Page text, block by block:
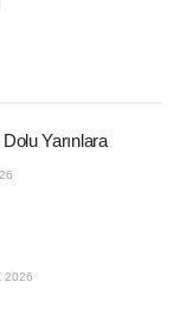
Yarınlara
2026